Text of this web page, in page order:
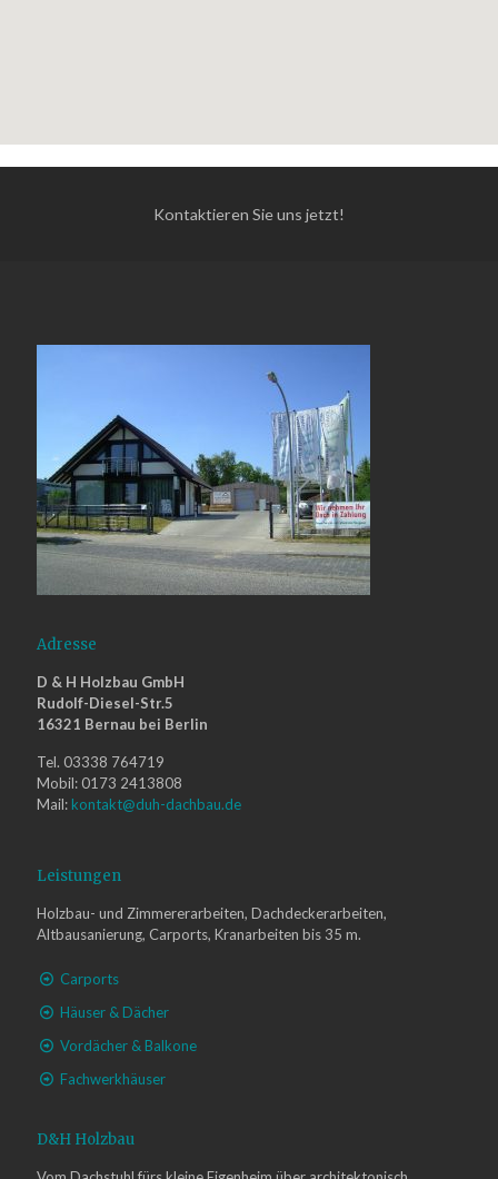
Kontaktieren Sie uns jetzt!
Adresse
D & H Holzbau GmbH
Rudolf-Diesel-Str.5
16321 Bernau bei Berlin
Tel. 03338 764719
Mobil: 0173 2413808
Mail: kontakt@duh-dachbau.de
Leistungen
Holzbau- und Zimmererarbeiten, Dachdeckerarbeiten,
Altbausanierung, Carports, Kranarbeiten bis 35 m.
Carports
Häuser & Dächer
Vordächer & Balkone
Fachwerkhäuser
D&H Holzbau